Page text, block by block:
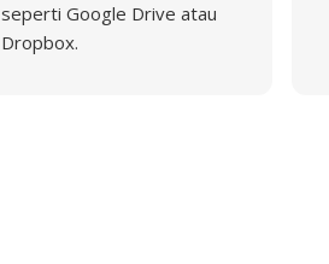
seperti Google Drive atau
Dropbox.